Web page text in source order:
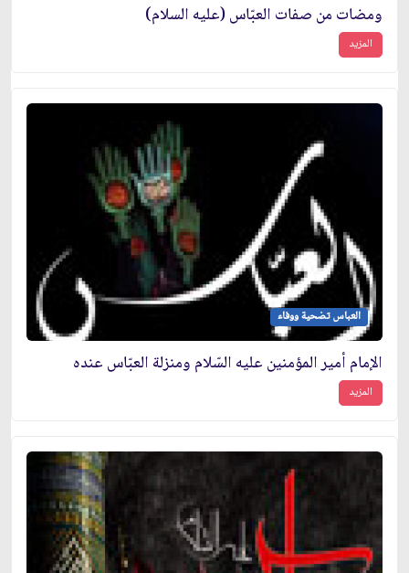
ومضات من صفات العبّاس (عليه السلام)
المزيد
العباس تضحية ووفاء
الإمام أمير المؤمنين عليه السّلام ومنزلة العبّاس عنده
المزيد